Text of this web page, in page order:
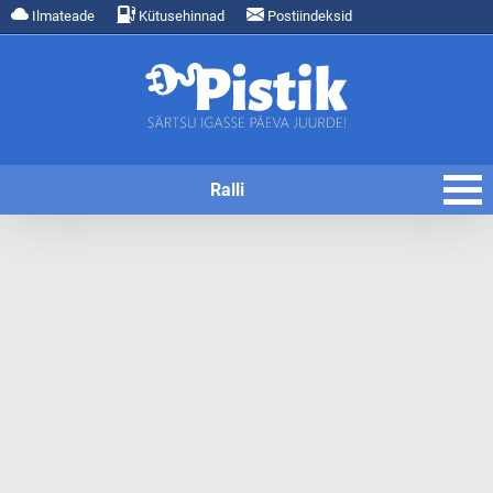
Ilmateade Kütusehinnad Postiindeksid
Ralli